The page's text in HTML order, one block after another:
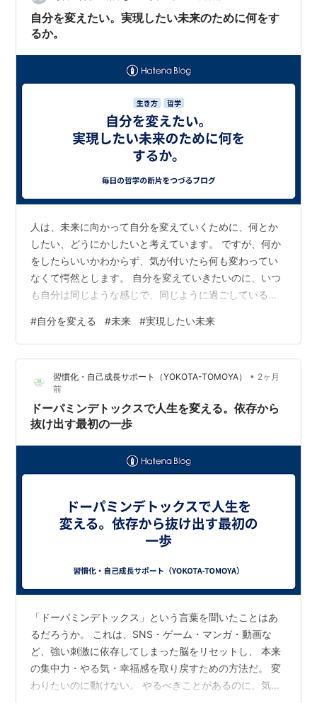
で何をしてきたとか、そういうことが言葉とし…
自分を変えたい。実現したい未来のために何をす
るか。
人は、未来に向かって自分を変えていくために、何とか
したい、どうにかしたいと考えています。 ですが、何か
をしたらいいかわからず、気が付いたら何も変わってい
なくて愕然とします。 自分を変えていきたいのに、いつ
も自分は同じような感じで、同じように過ごしているわ
すが、いつも自分がどのような状態で、そして、どのよ
うに変化しているのかを確認していないので、ただ自分
が変化していることに気付いていないだけ、ということ
もあります。 そもそも、未来に向かってどのように変化
したいのか、あるいは、未来にどうなりたいのか、未来
に何を実現したいのか、そのようなことが明確…
#自分を変える #未来 #実現したい未来
習慣化・自己成長サポート（YOKOTA-TOMOYA） • 2ヶ月
前
ドーパミンデトックスで人生を変える。依存から
抜け出す最初の一歩
「ドーパミンデトックス」という言葉を聞いたことはあ
るだろうか。 これは、SNS・ゲーム・マンガ・動画な
ど、強い刺激に依存してしまった脳をリセットし、 本来
の集中力・やる気・幸福感を取り戻すための方法だ。 変
わりたいのに動けない。 やるべきことがあるのに、気づ